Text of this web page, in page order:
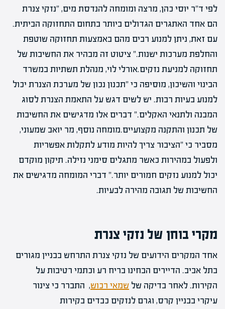
לפי ד"ר יוסי כהן, מרצה ומומחה להנדסת מים, "נזקי צנרת
הם אחד האתגרים הגדולים ביותר בתחום התחזוקה הביתית.
עם זאת, ניתן למנוע רבים מהם באמצעות תחזוקה שוטפת
והחלפת מערכות ישנות." ציטוט זה מבהיר את החשיבות של
תחזוקה למניעת נזקים.אורלי לוי, מנהלת תשתיות במשרד
הבינוי והשיכון, מוסיפה כי "תכנון נכון של מערכת הצנרת יכול
למנוע בעיות רבות. יש לשים דגש על התאמת הצנרת לסוג
המבנה ולתנאי האקלים." דברים אלו מדגישים את החשיבות
של תכנון והתקנה מקצועיים.מומחה נוסף, מר יואב שמעוני,
מסביר כי "הציבור צריך להיות מודע לתקלות אפשריות
ולפעול במהירות כאשר מתגלים סימני נזילה. תיקון מוקדם
יכול למנוע נזקים חמורים יותר." דברי המומחה מדגישים את
החשיבות של תגובה מהירה לבעיות.
מקרי בוחן של נזקי צנרת
אחד המקרים הידועים של נזקי צנרת התרחש בבניין מגורים
בתל אביב. הדיירים הבחינו בריח רע וכתמי רטיבות על
הקירות. לאחר בדיקה של שמאי רכוש, התברר כי צינור
עיקרי בבניין קרס, וגרם לנזקים כבדים בקירות